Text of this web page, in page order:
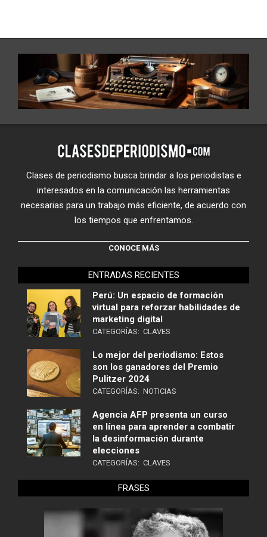
Clases de periodismo busca brindar a los periodistas e
interesados en la comunicación las herramientas
necesarias para un trabajo más eficiente, de acuerdo con
los tiempos que enfrentamos.
CONOCE MÁS
ENTRADAS RECIENTES
Perú: Un espacio de formación
virtual para reforzar habilidades de
marketing digital
CATEGORÍAS: CLAVES
Lo mejor del periodismo: Estos
son los ganadores del Premio
Pulitzer 2024
CATEGORÍAS: NOTICIAS
Agencia AFP presenta un curso
en línea para aprender a combatir
la desinformación durante
elecciones
CATEGORÍAS: CLAVES
FRASES